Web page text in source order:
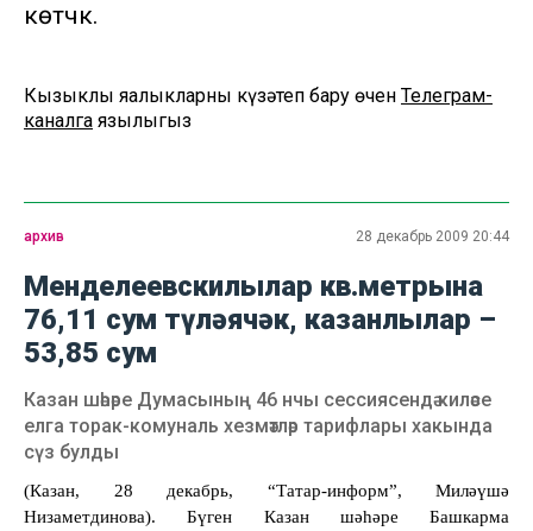
көтәчәк.
Кызыклы яңалыкларны күзәтеп бару өчен Телеграм-
каналга язылыгыз
архив 28 декабрь 2009 20:44
Менделеевскилылар кв.метрына
76,11 сум түләячәк, казанлылар –
53,85 сум
Казан шәһәре Думасының 46 нчы сессиясендә киләсе
елга торак-комуналь хезмәтләр тарифлары хакында
сүз булды
(Казан, 28 декабрь, “Татар-информ”, Миләүшә
Низаметдинова). Бүген Казан шәһәре Башкарма